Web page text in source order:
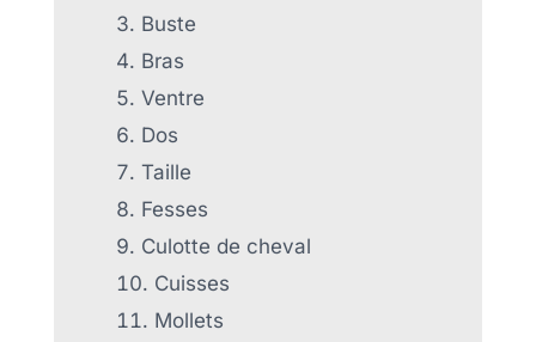
Buste
Bras
Ventre
Dos
Taille
Fesses
Culotte de cheval
Cuisses
Mollets